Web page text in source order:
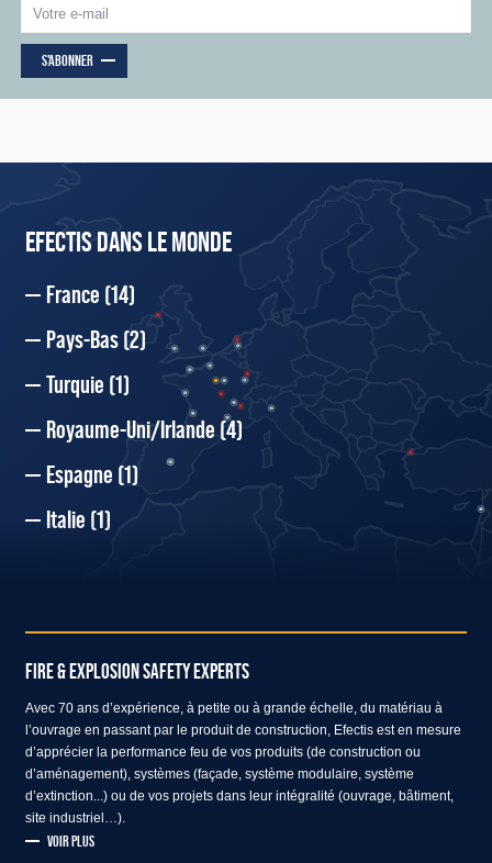
S'ABONNER
EFECTIS DANS LE MONDE
France (14)
Pays-Bas(2)
Turquie (1)
Royaume-Uni/Irlande (4)
Espagne (1)
Italie (1)
FIRE & EXPLOSION SAFETY EXPERTS
Avec 70 ans d’expérience, à petite ou à grande échelle, du matériau à
l’ouvrage en passant par le produit de construction, Efectis est en mesure
d’apprécier la performance feu de vos produits (de construction ou
d’aménagement), systèmes (façade, système modulaire, système
d’extinction...) ou de vos projets dans leur intégralité (ouvrage, bâtiment,
site industriel…).
VOIR PLUS